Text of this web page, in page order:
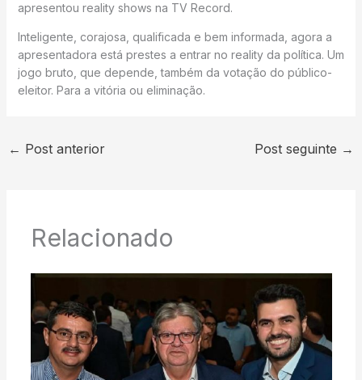
apresentou reality shows na TV Record.
Inteligente, corajosa, qualificada e bem informada, agora a
apresentadora está prestes a entrar no reality da política. Um
jogo bruto, que depende, também da votação do público-
eleitor. Para a vitória ou eliminação.
← Post anterior Post seguinte →
Relacionado